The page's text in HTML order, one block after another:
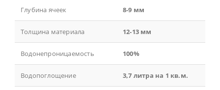
Глубина ячеек 8-9 мм
Толщина материала 12-13 мм
Водонепроницаемость 100%
Водопоглощение 3,7 литра на 1 кв.м.